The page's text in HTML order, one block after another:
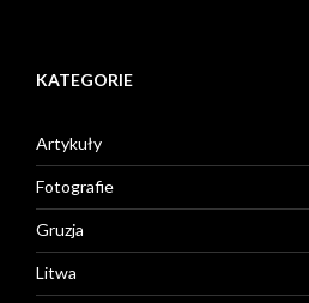
KATEGORIE
Artykuły
Fotografie
Gruzja
Litwa